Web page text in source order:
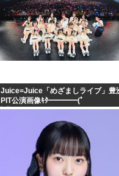
Juice=Juice「めざましライブ」豊
PIT公演画像ｷﾀ━━━━(ﾟ
∀ﾟ)━━━━!!